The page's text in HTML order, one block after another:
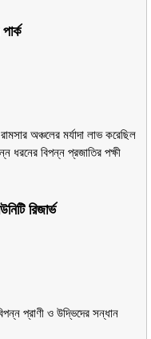
অঞ্চলের মর্যাদা লাভ করেছিল
ধরনের বিপন্ন প্রজাতির পক্ষী
রিজার্ভ
প্রাণী ও উদ্ভিদের সন্ধান